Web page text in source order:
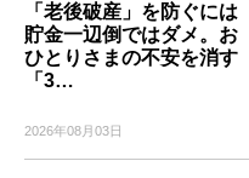
「老後破産」を防ぐには
貯金一辺倒ではダメ。お
ひとりさまの不安を消す
「3…
2026年08月03日